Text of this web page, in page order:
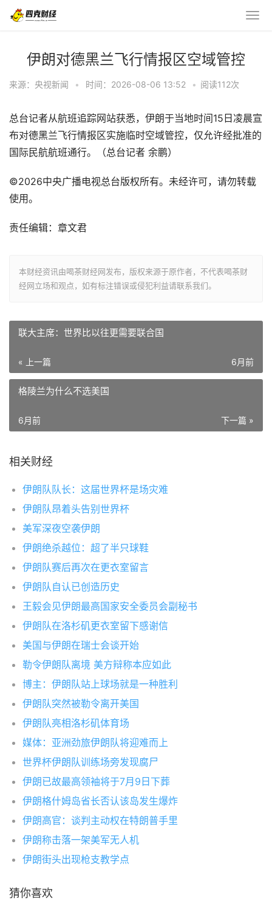
伊朗对德黑兰飞行情报区空域管控
来源：央视新闻 • 时间：2026-08-06 13:52 • 阅读112次
总台记者从航班追踪网站获悉，伊朗于当地时间15日凌晨宣
布对德黑兰飞行情报区实施临时空域管控，仅允许经批准的
国际民航航班通行。（总台记者 余鹏）
©2026中央广播电视总台版权所有。未经许可，请勿转载
使用。
责任编辑：章文君
本财经资讯由喝茶财经网发布，版权来源于原作者，不代表喝茶财
经网立场和观点，如有标注错误或侵犯利益请联系我们。
联大主席：世界比以往更需要联合国
« 上一篇 6月前
格陵兰为什么不选美国
下一篇 »
6月前
相关财经
伊朗队队长：这届世界杯是场灾难
伊朗队昂着头告别世界杯
美军深夜空袭伊朗
伊朗绝杀越位：超了半只球鞋
伊朗队赛后再次在更衣室留言
伊朗队自认已创造历史
王毅会见伊朗最高国家安全委员会副秘书
伊朗队在洛杉矶更衣室留下感谢信
美国与伊朗在瑞士会谈开始
勒令伊朗队离境 美方辩称本应如此
博主：伊朗队站上球场就是一种胜利
伊朗队突然被勒令离开美国
伊朗队亮相洛杉矶体育场
媒体：亚洲劲旅伊朗队将迎难而上
世界杯伊朗队训练场旁发现腐尸
伊朗已故最高领袖将于7月9日下葬
伊朗格什姆岛省长否认该岛发生爆炸
伊朗高官：谈判主动权在特朗普手里
伊朗称击落一架美军无人机
伊朗街头出现枪支教学点
猜你喜欢